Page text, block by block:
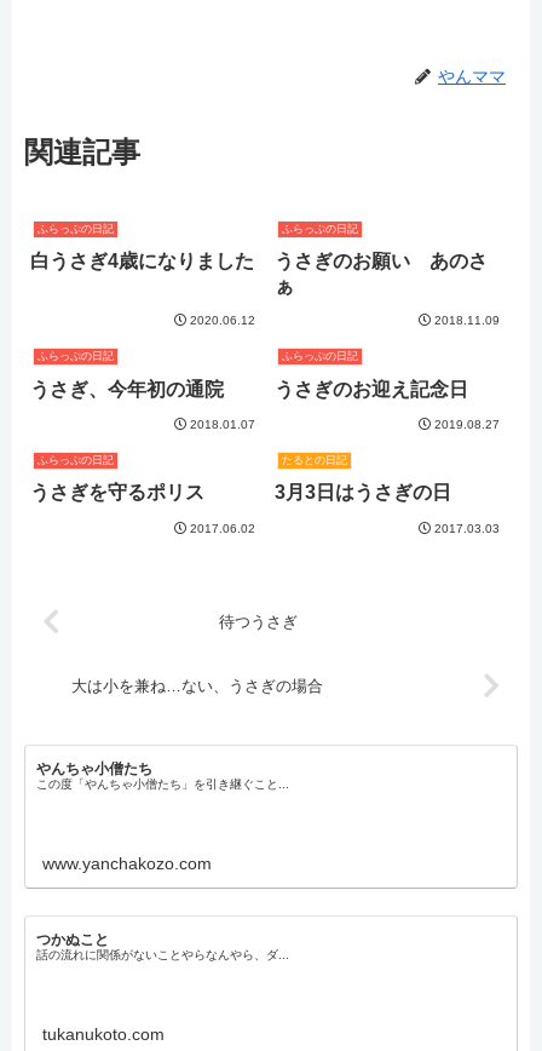
やんママ
関連記事
ふらっぷの日記
白うさぎ4歳になりました
2020.06.12
ふらっぷの日記
うさぎのお願い あのさ
ぁ
2018.11.09
ふらっぷの日記
うさぎ、今年初の通院
2018.01.07
ふらっぷの日記
うさぎのお迎え記念日
2019.08.27
ふらっぷの日記
うさぎを守るポリス
2017.06.02
たるとの日記
3月3日はうさぎの日
2017.03.03
待つうさぎ
大は小を兼ね…ない、うさぎの場合
やんちゃ小僧たち
この度「やんちゃ小僧たち」を引き継ぐこと...
www.yanchakozo.com
つかぬこと
話の流れに関係がないことやらなんやら、ダ...
tukanukoto.com